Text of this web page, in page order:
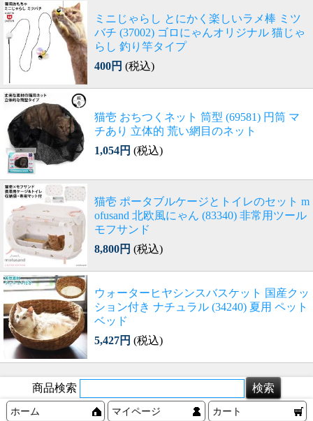
ミニじゃらし とにかく楽しいラメ棒 ミツ
バチ (37002) ゴロにゃんオリジナル 猫じゃ
らし 釣り竿タイプ
400円 (税込)
猫壱 おちつくネット 筒型 (69581) 円筒 マ
チあり 立体的 荒い網目のネット
1,054円 (税込)
猫壱 ポータブルケージとトイレのセット m
ofusand 北欧風にゃん (83340) 非常用ツール
モフサンド
8,800円 (税込)
ウォーターヒヤシンスバスケット 国産クッ
ション付き ナチュラル (34240) 夏用 ペット
ベッド
5,427円 (税込)
商品検索
ホーム マイページ カート